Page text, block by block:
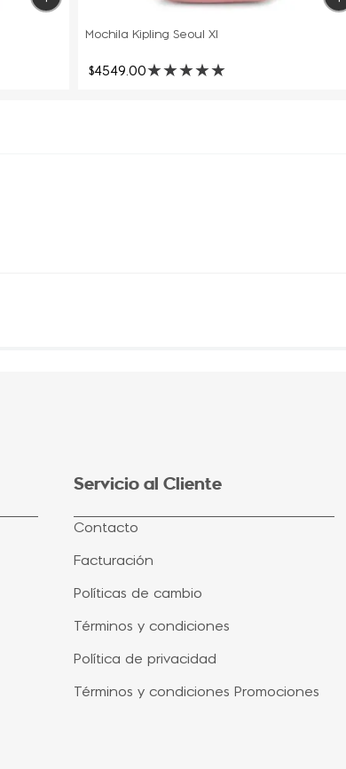
Mochila Kipling Seoul Xl
$4549.00★★★★★
Servicio al Cliente
Contacto
Facturación
Políticas de cambio
Términos y condiciones
Política de privacidad
Términos y condiciones Promociones